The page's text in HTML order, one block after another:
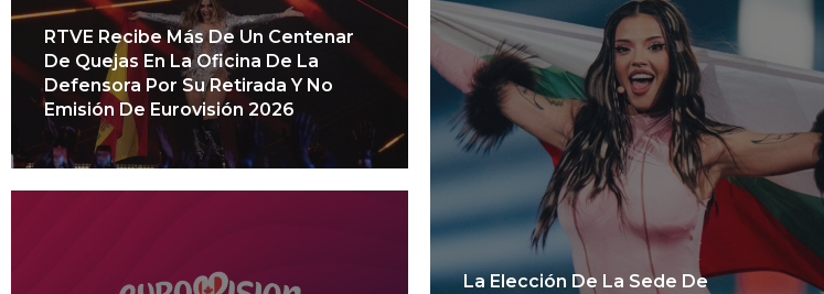
RTVE Recibe Más De Un Centenar
De Quejas En La Oficina De La
Defensora Por Su Retirada Y No
Emisión De Eurovisión 2026
La Elección De La Sede De